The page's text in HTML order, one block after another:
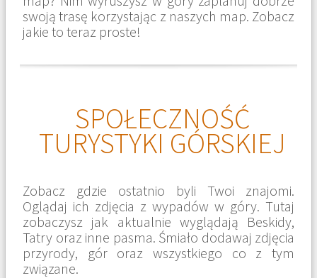
swoją trasę korzystając z naszych map. Zobacz
jakie to teraz proste!
SPOŁECZNOŚĆ
TURYSTYKI GÓRSKIEJ
Zobacz gdzie ostatnio byli Twoi znajomi.
Oglądaj ich zdjęcia z wypadów w góry. Tutaj
zobaczysz jak aktualnie wyglądają Beskidy,
Tatry oraz inne pasma. Śmiało dodawaj zdjęcia
przyrody, gór oraz wszystkiego co z tym
związane.